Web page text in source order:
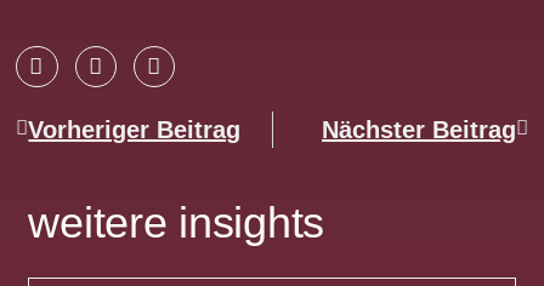
Vorheriger Beitrag Nächster Beitrag
weitere insights